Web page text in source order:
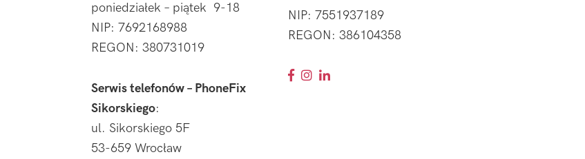
poniedziałek – piątek 9-18
NIP: 7692168988
REGON: 380731019
Serwis telefonów – PhoneFix
Sikorskiego:
ul. Sikorskiego 5F
53-659 Wrocław
NIP: 7551937189
REGON: 386104358